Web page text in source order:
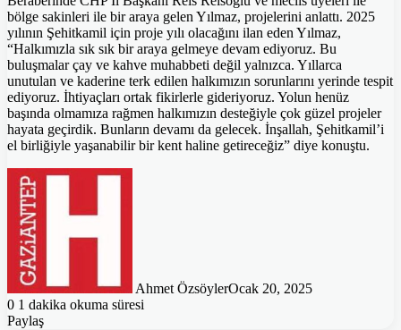
bölge sakinleri ile bir araya gelen Yılmaz, projelerini anlattı. 2025
yılının Şehitkamil için proje yılı olacağını ilan eden Yılmaz,
“Halkımızla sık sık bir araya gelmeye devam ediyoruz. Bu
buluşmalar çay ve kahve muhabbeti değil yalnızca. Yıllarca
unutulan ve kaderine terk edilen halkımızın sorunlarını yerinde tespit
ediyoruz. İhtiyaçları ortak fikirlerle gideriyoruz. Yolun henüz
başında olmamıza rağmen halkımızın desteğiyle çok güzel projeler
hayata geçirdik. Bunların devamı da gelecek. İnşallah, Şehitkamil’i
el birliğiyle yaşanabilir bir kent haline getireceğiz” diye konuştu.
Ahmet ÖzsöylerOcak 20, 2025
0 1 dakika okuma süresi
Paylaş